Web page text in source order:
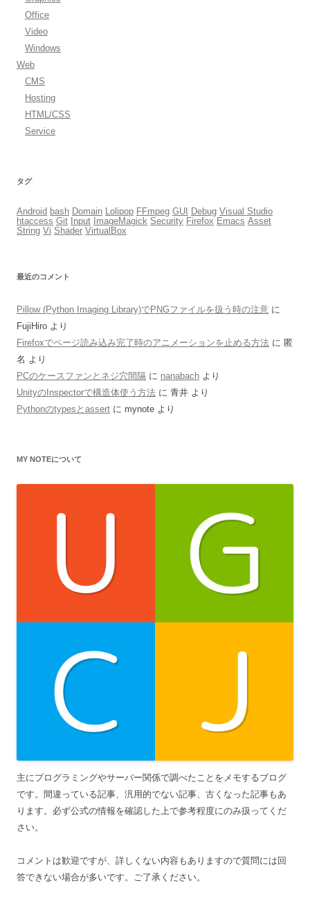
Office
Video
Windows
Web
CMS
Hosting
HTML/CSS
Service
タグ
Android bash Domain Lolipop FFmpeg GUI Debug Visual Studio
htaccess Git Input ImageMagick Security Firefox Emacs Asset
String Vi Shader VirtualBox
最近のコメント
Pillow (Python Imaging Library)でPNGファイルを扱う時の注意 に
FujiHiro より
Firefoxでページ読み込み完了時のアニメーションを止める方法 に 匿
名 より
PCのケースファンとネジ穴間隔 に nanabach より
UnityのInspectorで構造体使う方法 に 青井 より
Pythonのtypesとassert に mynote より
MY NOTEについて
主にプログラミングやサーバー関係で調べたことをメモするブログ
です。間違っている記事、汎用的でない記事、古くなった記事もあ
ります。必ず公式の情報を確認した上で参考程度にのみ扱ってくだ
さい。
コメントは歓迎ですが、詳しくない内容もありますので質問には回
答できない場合が多いです。ご了承ください。